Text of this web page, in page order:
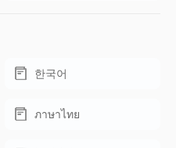
한국어
ภาษาไทย